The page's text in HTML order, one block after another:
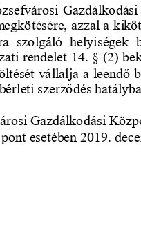
azzal a
szolgáló  helyiségek
rendelet 14. § (2)
vállalja a leendő
szerződés
Gazdálkodási
esetében 2019.